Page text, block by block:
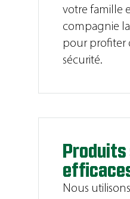
votre famille
compagnie
pour profiter
sécurité.
Nous